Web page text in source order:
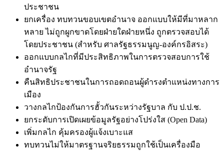
ประชาชน
ยกเครื่อง ทบทวนขอบเขตอำนาจ ออกแบบให้มีที่มาหลาก
หลาย ไม่ถูกผูกขาดโดยฝ่ายใดฝ่ายหนึ่ง ถูกตรวจสอบได้
โดยประชาชน (สำหรับ ศาลรัฐธรรมนูญ-องค์กรอิสระ)
ออกแบบกลไกที่มีประสิทธิภาพในการตรวจสอบการใช้
อำนาจรัฐ
คืนสิทธิประชาชนในการถอดถอนผู้ดำรงตำแหน่งทางการ
เมือง
วางกลไกป้องกันการฮั้วกันระหว่างรัฐบาล กับ ป.ป.ช.
ยกระดับการเปิดเผยข้อมูลรัฐอย่างโปร่งใส (Open Data)
เพิ่มกลไก คุ้มครองผู้แจ้งเบาะแส
ทบทวนไม่ให้มาตรฐานจริยธรรมถูกใช้เป็นเครื่องมือ